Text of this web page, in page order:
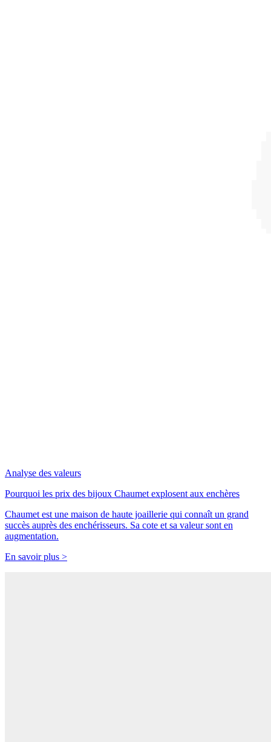
Analyse des valeurs
Pourquoi les prix des bijoux Chaumet explosent aux enchères
Chaumet est une maison de haute joaillerie qui connaît un grand
succès auprès des enchérisseurs. Sa cote et sa valeur sont en
augmentation.
En savoir plus >